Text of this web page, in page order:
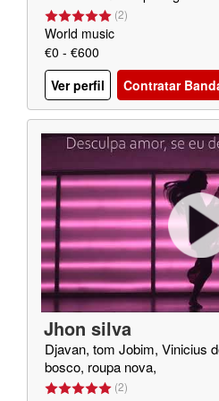
(2)
World music
€0 - €600
Ver perfil
Contratar
Jhon silva
Djavan, tom Jobim, Vinicius
bosco, roupa nova,
(2)